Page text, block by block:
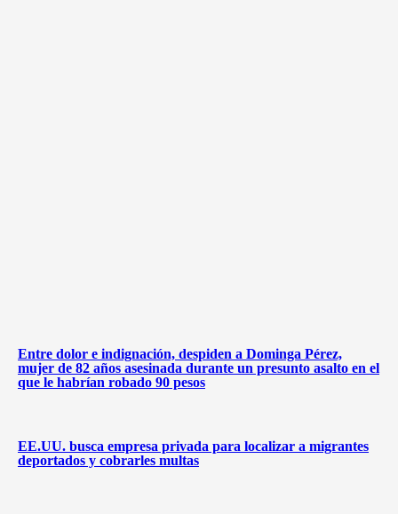
Entre dolor e indignación, despiden a Dominga Pérez,
mujer de 82 años asesinada durante un presunto asalto en el
que le habrían robado 90 pesos
EE.UU. busca empresa privada para localizar a migrantes
deportados y cobrarles multas